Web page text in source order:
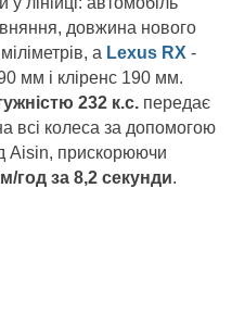
довжина нового
а Lexus RX -
мм і кліренс 190 мм.
232 к.с. передає
всі колеса за допомогою
Aisin, прискорюючи
год за 8,2 секунди.